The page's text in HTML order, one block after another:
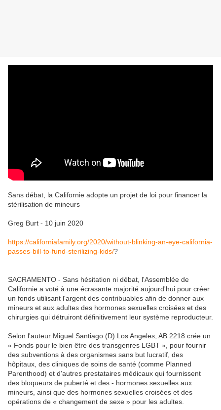
Sans débat, la Californie adopte un projet de loi pour financer la
stérilisation de mineurs
Greg Burt - 10 juin 2020
https://californiafamily.org/2020/without-blinking-an-eye-california-
passes-bill-to-fund-sterilizing-kids/?
SACRAMENTO - Sans hésitation ni débat, l'Assemblée de
Californie a voté à une écrasante majorité aujourd'hui pour créer
un fonds utilisant l'argent des contribuables afin de donner aux
mineurs et aux adultes des hormones sexuelles croisées et des
chirurgies qui détruiront définitivement leur système reproducteur.
Selon l'auteur Miguel Santiago (D) Los Angeles, AB 2218 crée un
« Fonds pour le bien être des transgenres LGBT », pour fournir
des subventions à des organismes sans but lucratif, des
hôpitaux, des cliniques de soins de santé (comme Planned
Parenthood) et d'autres prestataires médicaux qui fournissent
des bloqueurs de puberté et des - hormones sexuelles aux
mineurs, ainsi que des hormones sexuelles croisées et des
opérations de « changement de sexe » pour les adultes.